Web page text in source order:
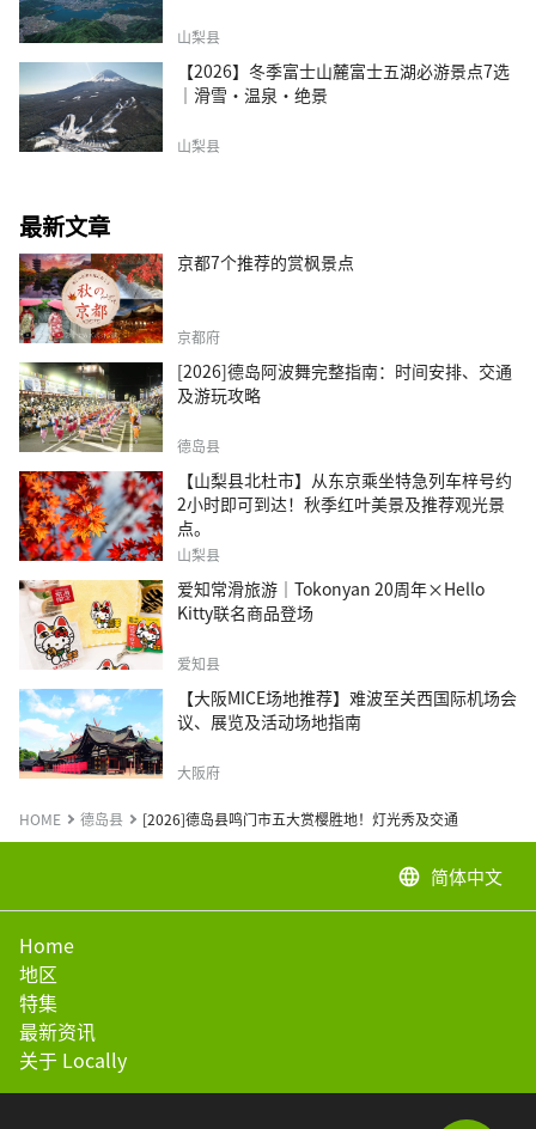
山梨县
【2026】冬季富士山麓富士五湖必游景点7选
｜滑雪・温泉・绝景
山梨县
最新文章
京都7个推荐的赏枫景点
京都府
[2026]德岛阿波舞完整指南：时间安排、交通
及游玩攻略
德岛县
【山梨县北杜市】从东京乘坐特急列车梓号约
2小时即可到达！秋季红叶美景及推荐观光景
点。
山梨县
爱知常滑旅游｜Tokonyan 20周年×Hello
Kitty联名商品登场
爱知县
【大阪MICE场地推荐】难波至关西国际机场会
议、展览及活动场地指南
大阪府
HOME 德岛县 [2026]德岛县鸣门市五大赏樱胜地！灯光秀及交通
language 简体中文
Home
地区
特集
最新资讯
关于 Locally